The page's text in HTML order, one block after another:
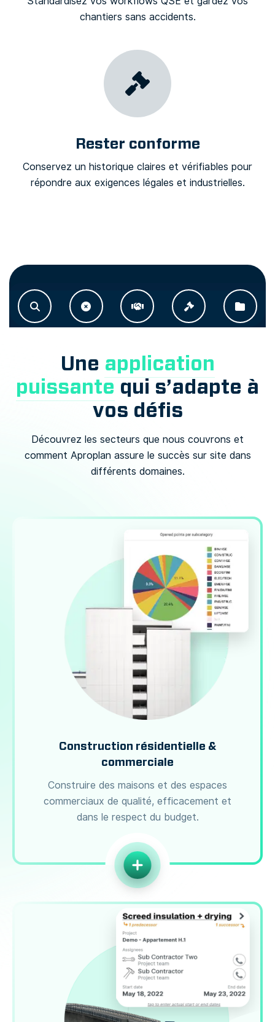
chantiers sans accidents.
Rester conforme
Conservez un historique claires et vérifiables pour
répondre aux exigences légales et industrielles.
Une application
puissantequi s’adapte à
vos défis
Découvrez les secteurs que nous couvrons et
comment Aproplan assure le succès sur site dans
différents domaines.
Construction résidentielle &
commerciale
Construire des maisons et des espaces
commerciaux de qualité, efficacement et
dans le respect du budget.